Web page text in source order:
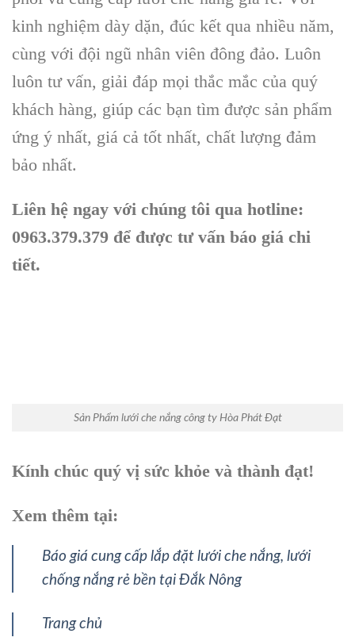
kinh nghiệm dày dặn, đúc kết qua nhiều năm,
cùng với đội ngũ nhân viên đông đảo. Luôn
luôn tư vấn, giải đáp mọi thắc mắc của quý
khách hàng, giúp các bạn tìm được sản phẩm
ứng ý nhất, giá cả tốt nhất, chất lượng đảm
bảo nhất.
Liên hệ ngay với chúng tôi qua hotline:
0963.379.379 để được tư vấn báo giá chi
tiết.
Sản Phẩm lưới che nắng công ty Hòa Phát Đạt
Kính chúc quý vị sức khỏe và thành đạt!
Xem thêm tại:
Báo giá cung cấp lắp đặt lưới che nắng, lưới
chống nắng rẻ bền tại Đắk Nông
Trang chủ